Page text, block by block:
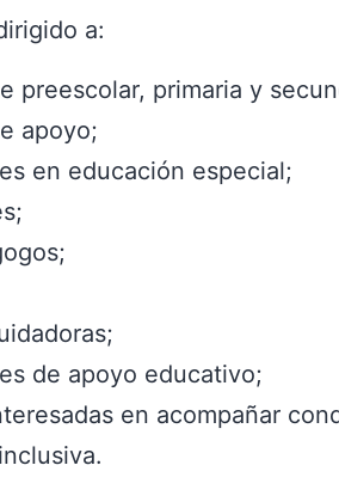
a:
preescolar, primaria y
apoyo;
en educación especial;
de apoyo educativo;
en acompañar